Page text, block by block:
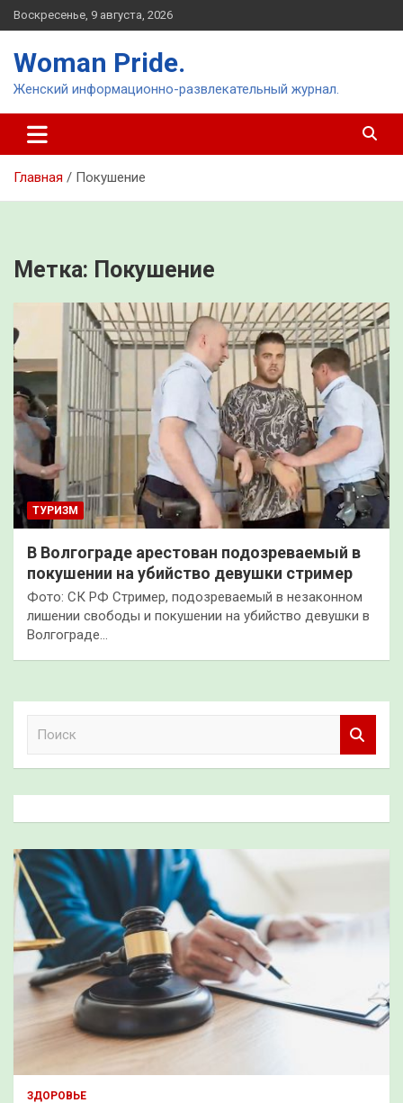
Перейти
к
Воскресенье, 9 августа, 2026
Woman Pride.
Женский информационно-развлекательный журнал.
Главная Покушение
Метка: Покушение
ТУРИЗМ
В Волгограде арестован подозреваемый в
покушении на убийство девушки стример
Фото: СК РФ Стример, подозреваемый в незаконном
лишении свободы и покушении на убийство девушки в
Волгограде…
к
ЗДОРОВЬЕ